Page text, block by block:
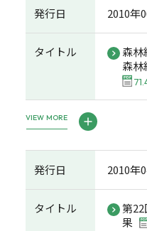
発行日 2010年
タイトル
森林
森林
VIEW MORE
発行日 2010年
タイトル
第
果